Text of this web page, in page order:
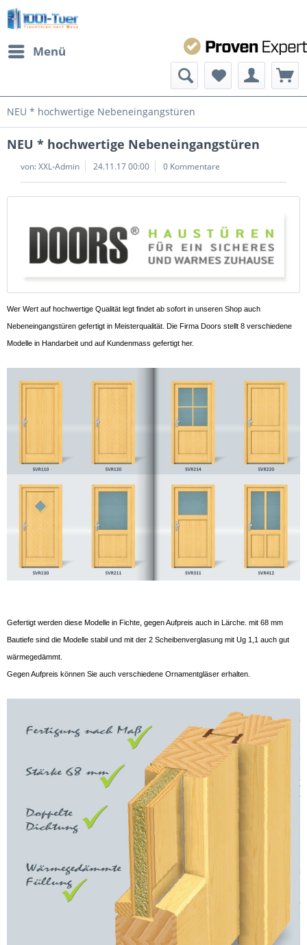
Menü
NEU * hochwertige Nebeneingangstüren
NEU * hochwertige Nebeneingangstüren
von:XXL-Admin 24.11.17 00:00 0 Kommentare
Wer Wert auf hochwertige Qualität legt findet ab sofort in unseren Shop auch
Nebeneingangstüren gefertigt in Meisterqualität. Die Firma Doors stellt 8 verschiedene
Modelle in Handarbeit und auf Kundenmass gefertigt her.
Gefertigt werden diese Modelle in Fichte, gegen Aufpreis auch in Lärche. mit 68 mm
Bautiefe sind die Modelle stabil und mit der 2 Scheibenverglasung mit Ug 1,1 auch gut
wärmegedämmt.
Gegen Aufpreis können Sie auch verschiedene Ornamentgläser erhalten.